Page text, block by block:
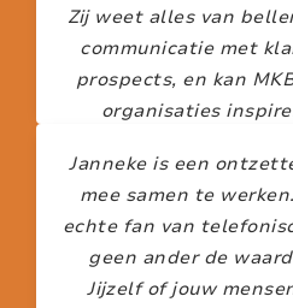
Zij weet alles van
communicatie met
prospects, en kan
organisaties
Janneke is een
mee samen te
echte fan van
geen ander de
Jijzelf of jouw